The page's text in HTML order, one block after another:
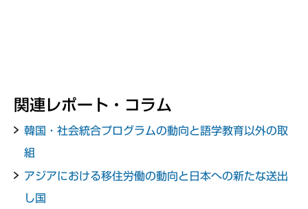
関連レポート・コラム
韓国・社会統合プログラムの動向と語学教育以外の取
組
アジアにおける移住労働の動向と日本への新たな送出
し国